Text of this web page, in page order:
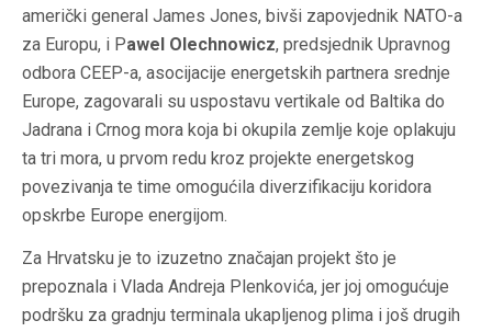
američki general James Jones, bivši zapovjednik NATO-a
za Europu, i Pawel Olechnowicz, predsjednik Upravnog
odbora CEEP-a, asocijacije energetskih partnera srednje
Europe, zagovarali su uspostavu vertikale od Baltika do
Jadrana i Crnog mora koja bi okupila zemlje koje oplakuju
ta tri mora, u prvom redu kroz projekte energetskog
povezivanja te time omogućila diverzifikaciju koridora
opskrbe Europe energijom.
Za Hrvatsku je to izuzetno značajan projekt što je
prepoznala i Vlada Andreja Plenkovića, jer joj omogućuje
podršku za gradnju terminala ukapljenog plima i još drugih